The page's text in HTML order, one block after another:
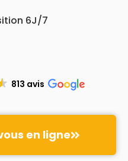
6J/7
813 avis
en ligne